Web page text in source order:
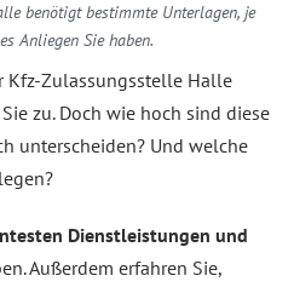
benötigt bestimmte Unterlagen, je
Anliegen Sie haben.
Kfz-Zulassungsstelle Halle
zu. Doch wie hoch sind diese
unterscheiden? Und welche
Dienstleistungen und
Außerdem erfahren Sie,